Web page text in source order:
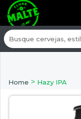
Home > Hazy IPA